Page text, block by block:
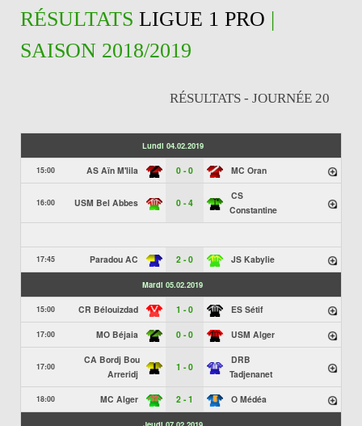
RÉSULTATS LIGUE 1 PRO |
SAISON 2018/2019
RÉSULTATS - JOURNÉE 20
Lundi 04.02.2019
15:00 AS Aïn M'lila 0 - 0 MC Oran
16:00 USM Bel Abbes 0 - 4
CS
Constantine
17:45 Paradou AC 2 - 0 JS Kabylie
Mardi 05.02.2019
15:00 CR Bélouizdad 1 - 0 ES Sétif
17:00 MO Béjaia 0 - 0 USM Alger
17:00
CA Bordj Bou
Arreridj
1 - 0
DRB
Tadjenanet
18:00 MC Alger 2 - 1 O Médéa